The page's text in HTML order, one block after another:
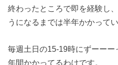
終わったところで即を経験し
うになるまでは半年かかってい
毎週土日の15-19時にずーー
年間かかってるわけです。